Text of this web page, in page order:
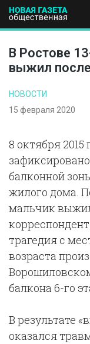
ПОЛИТИКА
В Ростове
выжил
НОВОСТИ
15 февраля 2020
8 октября
балконной
жилого дома.
мальчик
трагедия с
возраста
балкона 6-го
В результате
оказался